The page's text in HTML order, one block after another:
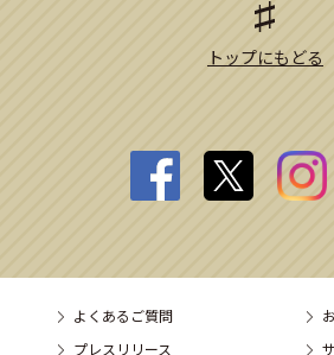
トップにもどる
よくあるご質問
プレスリリース